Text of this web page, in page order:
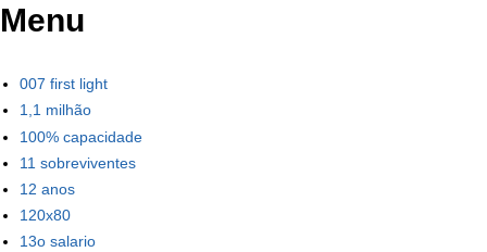
Menu
007 first light
1,1 milhão
100% capacidade
11 sobreviventes
12 anos
120x80
13o salario